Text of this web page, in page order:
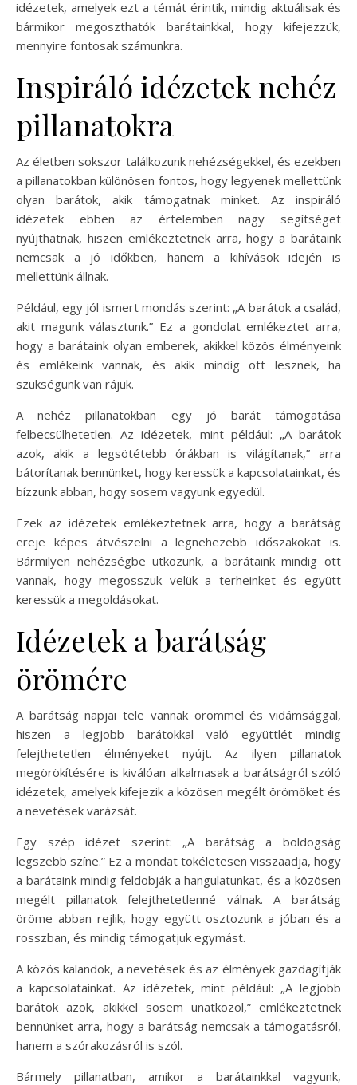
idézetek, amelyek ezt a témát érintik, mindig aktuálisak és
bármikor megoszthatók barátainkkal, hogy kifejezzük,
mennyire fontosak számunkra.
Inspiráló idézetek nehéz
pillanatokra
Az életben sokszor találkozunk nehézségekkel, és ezekben
a pillanatokban különösen fontos, hogy legyenek mellettünk
olyan barátok, akik támogatnak minket. Az inspiráló
idézetek ebben az értelemben nagy segítséget
nyújthatnak, hiszen emlékeztetnek arra, hogy a barátaink
nemcsak a jó időkben, hanem a kihívások idején is
mellettünk állnak.
Például, egy jól ismert mondás szerint: „A barátok a család,
akit magunk választunk.” Ez a gondolat emlékeztet arra,
hogy a barátaink olyan emberek, akikkel közös élményeink
és emlékeink vannak, és akik mindig ott lesznek, ha
szükségünk van rájuk.
A nehéz pillanatokban egy jó barát támogatása
felbecsülhetetlen. Az idézetek, mint például: „A barátok
azok, akik a legsötétebb órákban is világítanak,” arra
bátorítanak bennünket, hogy keressük a kapcsolatainkat, és
bízzunk abban, hogy sosem vagyunk egyedül.
Ezek az idézetek emlékeztetnek arra, hogy a barátság
ereje képes átvészelni a legnehezebb időszakokat is.
Bármilyen nehézségbe ütközünk, a barátaink mindig ott
vannak, hogy megosszuk velük a terheinket és együtt
keressük a megoldásokat.
Idézetek a barátság
örömére
A barátság napjai tele vannak örömmel és vidámsággal,
hiszen a legjobb barátokkal való együttlét mindig
felejthetetlen élményeket nyújt. Az ilyen pillanatok
megörökítésére is kiválóan alkalmasak a barátságról szóló
idézetek, amelyek kifejezik a közösen megélt örömöket és
a nevetések varázsát.
Egy szép idézet szerint: „A barátság a boldogság
legszebb színe.” Ez a mondat tökéletesen visszaadja, hogy
a barátaink mindig feldobják a hangulatunkat, és a közösen
megélt pillanatok felejthetetlenné válnak. A barátság
öröme abban rejlik, hogy együtt osztozunk a jóban és a
rosszban, és mindig támogatjuk egymást.
A közös kalandok, a nevetések és az élmények gazdagítják
a kapcsolatainkat. Az idézetek, mint például: „A legjobb
barátok azok, akikkel sosem unatkozol,” emlékeztetnek
bennünket arra, hogy a barátság nemcsak a támogatásról,
hanem a szórakozásról is szól.
Bármely pillanatban, amikor a barátainkkal vagyunk,